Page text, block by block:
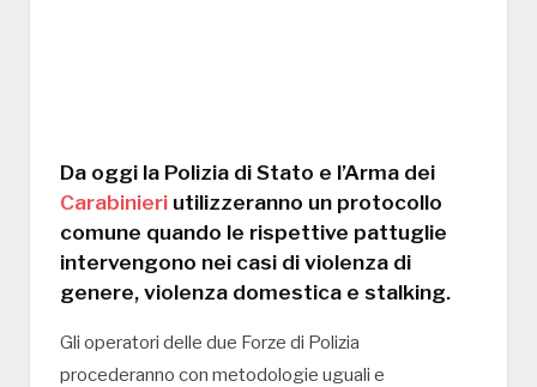
Da oggi la Polizia di Stato e l’Arma dei
Carabinieri utilizzeranno un protocollo
comune quando le rispettive pattuglie
intervengono nei casi di violenza di
genere, violenza domestica e stalking.
Gli operatori delle due Forze di Polizia
procederanno con metodologie uguali e